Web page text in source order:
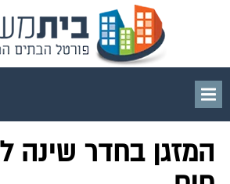
המזגן בחדר שינה
חום